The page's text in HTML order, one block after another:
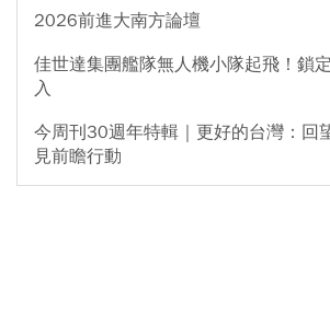
2026前進大南方論壇
佳世達集團艦隊無人機小隊起飛！鎖
入
今周刊30週年特輯｜更好的台灣：回
見前瞻行動